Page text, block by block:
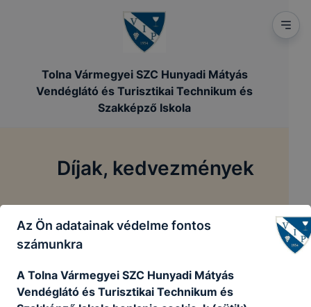
Tolna Vármegyei SZC Hunyadi Mátyás
Vendéglátó és Turisztikai Technikum és
Szakképző Iskola
Díjak, kedvezmények
Az Ön adatainak védelme fontos
számunkra
A Tolna Vármegyei SZC Hunyadi Mátyás
Vendéglátó és Turisztikai Technikum és